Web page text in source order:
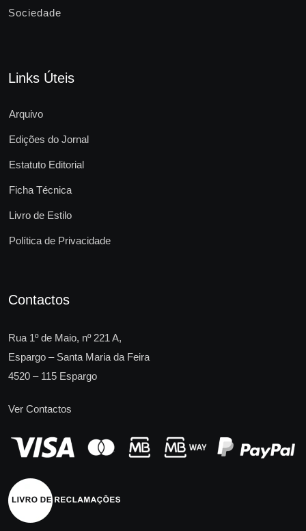
Sociedade
Links Úteis
Arquivo
Edições do Jornal
Estatuto Editorial
Ficha Técnica
Livro de Estilo
Política de Privacidade
Contactos
Rua 1º de Maio, nº 221 A,
Espargo – Santa Maria da Feira
4520 – 115 Espargo
Ver Contactos